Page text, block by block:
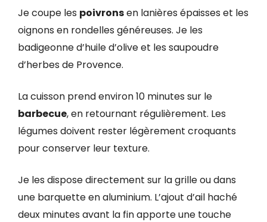
Je coupe les poivronsen lanières épaisses et les
oignons en rondelles généreuses. Je les
badigeonne d’huile d’olive et les saupoudre
d’herbes de Provence.
La cuisson prend environ 10 minutes sur le
barbecue, en retournant régulièrement. Les
légumes doivent rester légèrement croquants
pour conserver leur texture.
Je les dispose directement sur la grille ou dans
une barquette en aluminium. L’ajout d’ail haché
deux minutes avant la fin apporte une touche